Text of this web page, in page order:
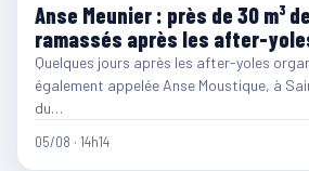
Anse Meunier : près de 30 m³
ramassés après les after-
Quelques jours après les after-yoles
également appelée Anse Moustique, à
du…
05/08 · 14h14